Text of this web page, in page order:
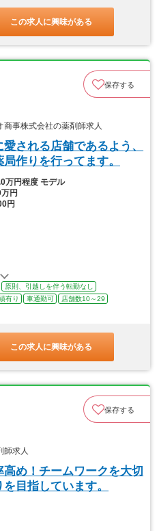
この求人に興味がある
保存する
事株式会社の薬剤師求人
される店舗であるよう、
作りを行ってます。
万円程度 モデル
円
円
原則、引越しを伴う転勤なし
有り 車通勤可
店舗数10～29
この求人に興味がある
保存する
師求人
め！チームワークを大切
目指しています。